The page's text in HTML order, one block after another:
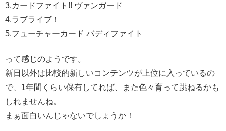
3.カードファイト!! ヴァンガード
4.ラブライブ！
5.フューチャーカード バディファイト
って感じのようです。
新日以外は比較的新しいコンテンツが上位に入っているの
で、1年間くらい保有してれば、また色々育って跳ねるかも
しれませんね。
まぁ面白いんじゃないでしょうか！